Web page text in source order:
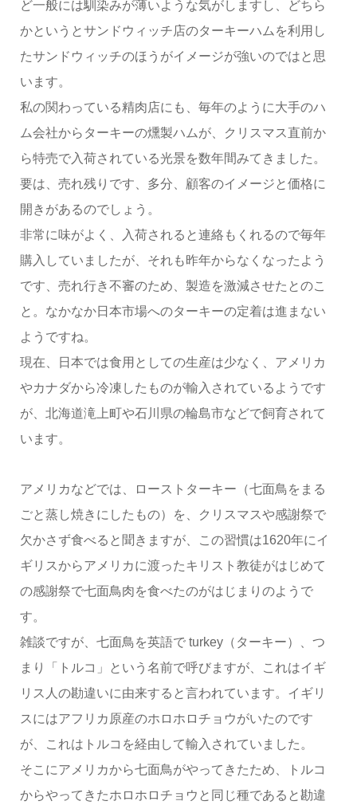
ど一般には馴染みが薄いような気がしますし、どちら
かというとサンドウィッチ店のターキーハムを利用し
たサンドウィッチのほうがイメージが強いのではと思
います。
私の関わっている精肉店にも、毎年のように大手のハ
ム会社からターキーの燻製ハムが、クリスマス直前か
ら特売で入荷されている光景を数年間みてきました。
要は、売れ残りです、多分、顧客のイメージと価格に
開きがあるのでしょう。
非常に味がよく、入荷されると連絡もくれるので毎年
購入していましたが、それも昨年からなくなったよう
です、売れ行き不審のため、製造を激減させたとのこ
と。なかなか日本市場へのターキーの定着は進まない
ようですね。
現在、日本では食用としての生産は少なく、アメリカ
やカナダから冷凍したものが輸入されているようです
が、北海道滝上町や石川県の輪島市などで飼育されて
います。
アメリカなどでは、ローストターキー（七面鳥をまる
ごと蒸し焼きにしたもの）を、クリスマスや感謝祭で
欠かさず食べると聞きますが、この習慣は1620年にイ
ギリスからアメリカに渡ったキリスト教徒がはじめて
の感謝祭で七面鳥肉を食べたのがはじまりのようで
す。
雑談ですが、七面鳥を英語で turkey（ターキー）、つ
まり「トルコ」という名前で呼びますが、これはイギ
リス人の勘違いに由来すると言われています。イギリ
スにはアフリカ原産のホロホロチョウがいたのです
が、これはトルコを経由して輸入されていました。
そこにアメリカから七面鳥がやってきたため、トルコ
からやってきたホロホロチョウと同じ種であると勘違